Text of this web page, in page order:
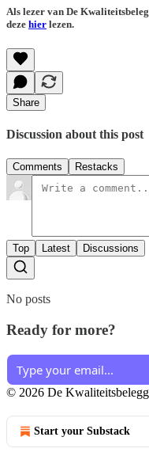
Als lezer van De
deze hier lezen.
Share
Discussion about this post
Comments Restacks
Top Latest Discussions
No posts
Ready for more?
© 2026 De
Start your Substack